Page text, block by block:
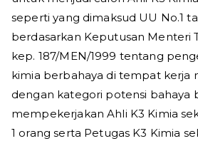
seperti yang dimaksud UU No.1
berdasarkan Keputusan Menteri
kep. 187/MEN/1999 tentang
kimia berbahaya di tempat kerja
dengan kategori potensi bahaya
mempekerjakan Ahli K3 Kimia
1 orang serta Petugas K3 Kimia